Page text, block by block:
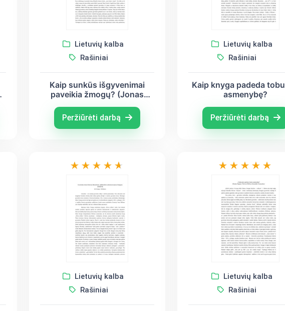
Lietuvių kalba
Rašiniai
Kaip sunkūs išgyvenimai
paveikia žmogų? (Jonas
Balys Sruoga „Dievų miškas“,
Jurgis Savickis „Kova“)
Peržiūrėti darbą
Lietuvių kalba
Rašiniai
Kaip knyga padeda
asmenybę?
Peržiūrėti darbą
Lietuvių kalba
Rašiniai
Lietuvių kalba
Rašiniai